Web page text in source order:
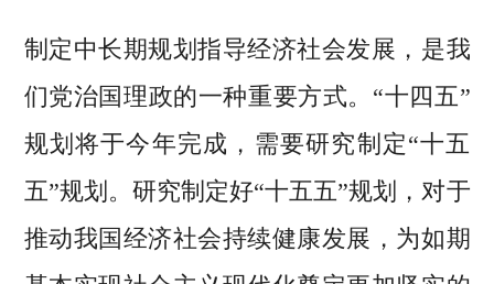
制定中长期规划指导经济社会发展，是我
们党治国理政的一种重要方式。“十四五”
规划将于今年完成，需要研究制定“十五
五”规划。研究制定好“十五五”规划，对于
推动我国经济社会持续健康发展，为如期